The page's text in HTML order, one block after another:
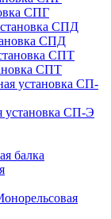
СПГ
СПД
СПТ
установка СП-Э
балка